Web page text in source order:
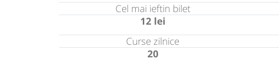
Cel mai ieftin bilet
12 lei
Curse zilnice
20